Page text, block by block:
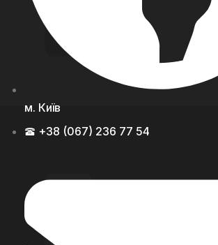
м. Київ
+38 (067) 236 77 54